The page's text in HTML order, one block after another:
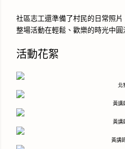
社區志工還準備了村民的日常照片
整場活動在輕鬆、歡樂的時光中圓
活動花絮
北
黃講
黃講
黃講